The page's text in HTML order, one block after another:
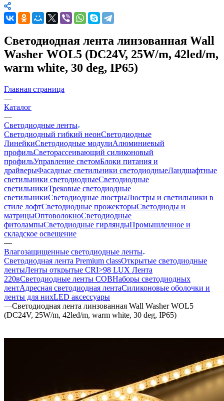
Светодиодная лента линзованная Wall
Washer WOL5 (DC24V, 25W/m, 42led/m,
warm white, 30 deg, IP65)
Главная страница
—
Каталог
—
Светодиодные ленты
Светодиодный гибкий неонСветодиодные
ЛинейкиСветодиодные модулиАлюминиевый
профильСветорассеивающий силиконовый
профильУправление светомБлоки питания и
драйверыФасадные светильники светодиодныеЛандшафтные
светильники светодиодныеСветодиодные
светильникиТрековые светодиодные
светильникиСветодиодные люстрыЛюстры и светильники в
стиле лофтСветодиодные прожекторыСветодиоды и
матрицыОптоволокноСветодиодные
фитолампыСветодиодные гирляндыПромышленное и
складское освещение
—
Влагозащищенные светодиодные ленты
Светодиодная лента Premium classОткрытые светодиодные
лентыЛенты открытые CRI>98 LUX Лента
220вСветодиодные ленты COBНаборы светодиодных
лентАдресная светодиодная лентаСиликоновые оболочки и
ленты для нихLED аксессуары
—Светодиодная лента линзованная Wall Washer WOL5
(DC24V, 25W/m, 42led/m, warm white, 30 deg, IP65)